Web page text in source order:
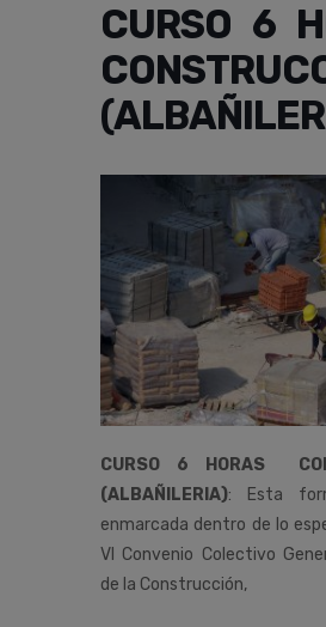
CURSO 6
CURSO 6 HORAS
(ALBAÑILERIA): Esta
enmarcada dentro de lo
VI Convenio Colectivo
de la Construcción,